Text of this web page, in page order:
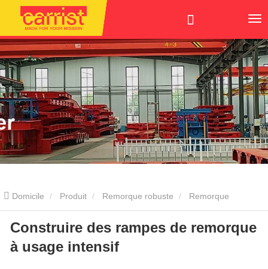
Domicile Produit Remorque robuste Remorque
modulaire à plusieurs essieux Construire des rampes de
remorque à usage intensif
Construire des rampes de remorque
à usage intensif